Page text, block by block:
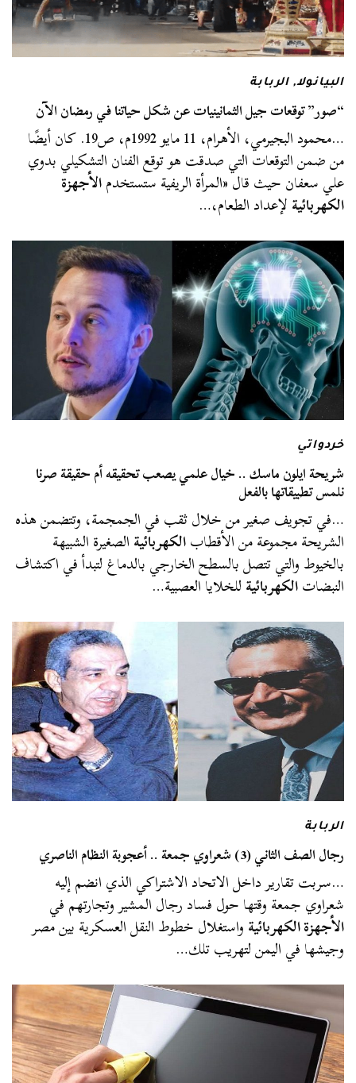
البيانولا,الربابة
“صور” توقعات جيل الثمانينيات عن شكل حياتنا في رمضان الآن
…محمود البجيرمي، الأهرام، 11 مايو 1992م، ص19. كان أيضًا
من ضمن التوقعات التي صدقت هو توقع الفنان التشكيلي بدوي
علي سعفان حيث قال «المرأة الريفية ستستخدمالأجهزة
الكهربائيةلإعداد الطعام،…
خردواتي
شريحة ايلون ماسك .. خيال علمي يصعب تحقيقه أم حقيقة صرنا
نلمس تطبيقاتها بالفعل
…في تجويف صغير من خلال ثقب في الجمجمة، وتتضمن هذه
الشريحة مجموعة من الأقطابالكهربائيةالصغيرة الشبيهة
بالخيوط والتي تتصل بالسطح الخارجي بالدماغ لتبدأ في اكتشاف
النبضاتالكهربائيةللخلايا العصبية…
الربابة
رجال الصف الثاني (3) شعراوي جمعة .. أعجوبة النظام الناصري
…سربت تقارير داخل الاتحاد الاشتراكي الذي انضم إليه
شعراوي جمعة وقتها حول فساد رجال المشير وتجارتهم في
الأجهزة الكهربائيةواستغلال خطوط النقل العسكرية بين مصر
وجيشها في اليمن لتهريب تلك…